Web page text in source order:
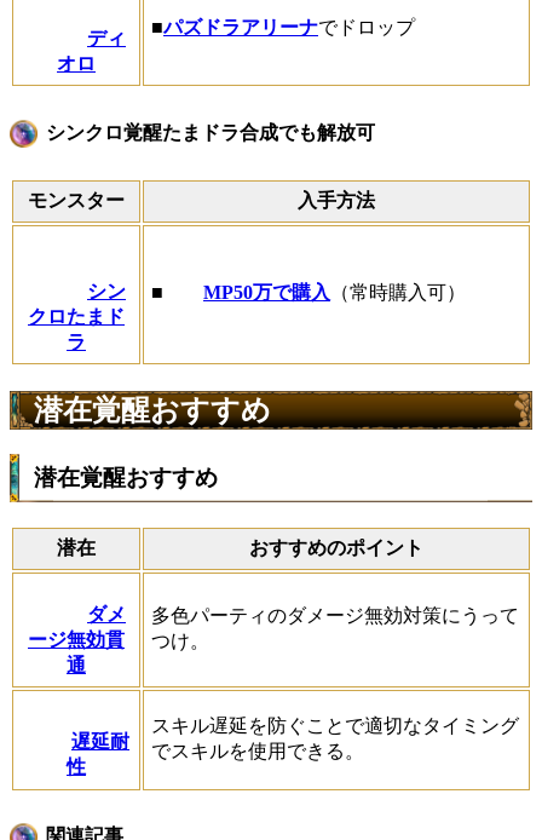
ディ
オロ
■パズドラアリーナでドロップ
シンクロ覚醒たまドラ合成でも解放可
モンスター 入手方法
シン
クロたまド
ラ
■ MP50万で購入 （常時購入可）
潜在覚醒おすすめ
潜在覚醒おすすめ
潜在 おすすめのポイント
ダメ
ージ無効貫
通
多色パーティのダメージ無効対策にうって
つけ。
遅延耐
性
スキル遅延を防ぐことで適切なタイミング
でスキルを使用できる。
関連記事